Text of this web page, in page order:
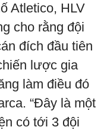
Atletico, HLV
cho rằng đội
đích đầu tiên
lược gia
làm điều đó
“Đây là một
có tới 3 đội